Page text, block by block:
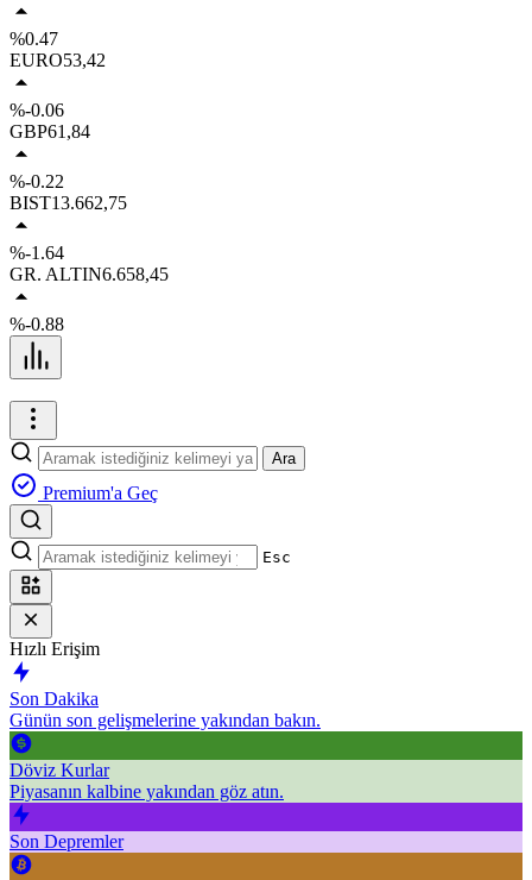
%0.47
EURO53,42
%-0.06
GBP61,84
%-0.22
BIST13.662,75
%-1.64
GR. ALTIN6.658,45
%-0.88
Ara
Premium'a Geç
Esc
Hızlı Erişim
Son Dakika
Günün son gelişmelerine yakından bakın.
Döviz Kurlar
Piyasanın kalbine yakından göz atın.
Son Depremler